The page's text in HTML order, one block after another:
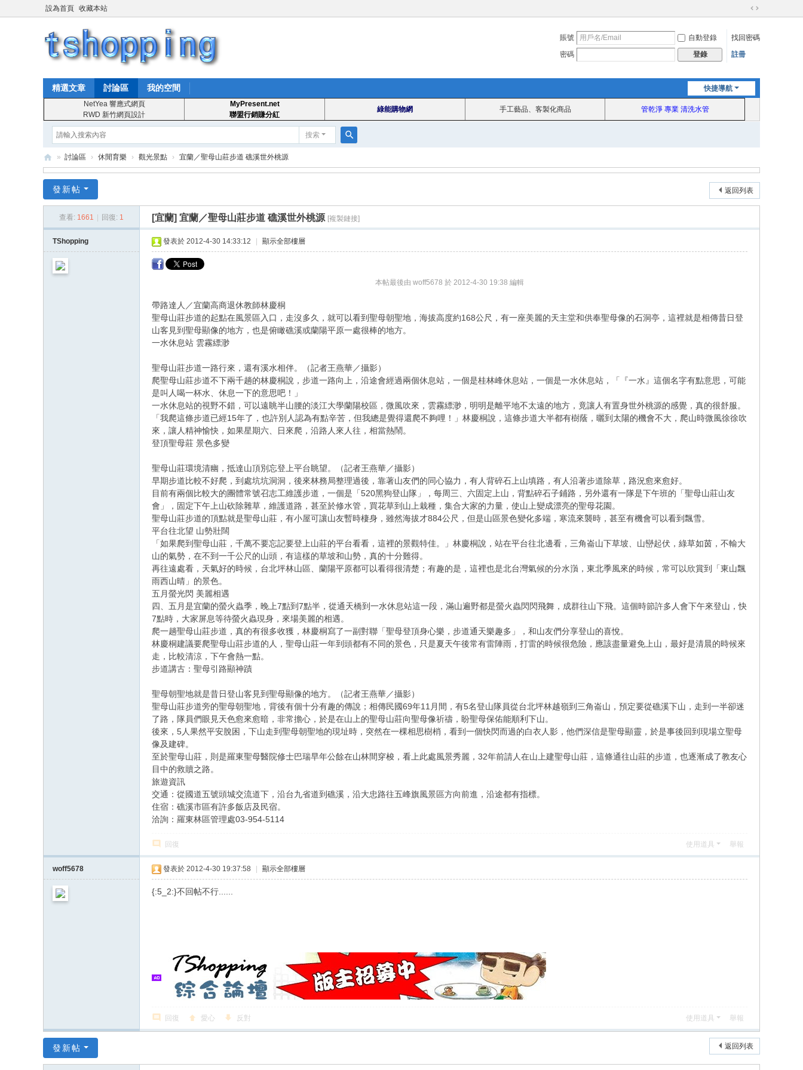
設為首頁 收藏本站
切
到
賬號 自動登錄
找回密碼
密碼
登錄 註冊
快捷導航
精選文章 討論區 我的空間
NetYea 響應式網頁
RWD 新竹網頁設計
MyPresent.net
聯盟行銷賺分紅
綠能購物網 手工藝品、客製化商品 管乾淨 專業 清洗水管
搜索
索
T
ho
pp
» 討論區 › 休閒育樂 › 觀光景點 › 宜蘭／聖母山莊步道 礁溪世外桃源
返回列表
發新帖
查看: 1661 回復: 1 [宜蘭] 宜蘭／聖母山莊步道 礁溪世外桃源 [複製鏈接]
TShopping 發表於 2012-4-30 14:33:12 顯示全部樓層
本帖最後由 woff5678 於 2012-4-30 19:38 編輯
帶路達人／宜蘭高商退休教師林慶桐
聖母山莊步道的起點在風景區入口，走沒多久，就可以看到聖母朝聖地，海拔高度約168公尺，有一座美麗的天主堂和供奉聖母像的石洞亭，這裡就是相傳昔日登
山客見到聖母顯像的地方，也是俯瞰礁溪或蘭陽平原一處很棒的地方。
一水休息站 雲霧縹渺
聖母山莊步道一路行來，還有溪水相伴。（記者王燕華／攝影）
爬聖母山莊步道不下兩千趟的林慶桐說，步道一路向上，沿途會經過兩個休息站，一個是桂林峰休息站，一個是一水休息站，「『一水』這個名字有點意思，可能
是叫人喝一杯水、休息一下的意思吧！」
一水休息站的視野不錯，可以遠眺半山腰的淡江大學蘭陽校區，微風吹來，雲霧縹渺，明明是離平地不太遠的地方，竟讓人有置身世外桃源的感覺，真的很舒服。
「我爬這條步道已經15年了，也許別人認為有點辛苦，但我總是覺得還爬不夠哩！」林慶桐說，這條步道大半都有樹蔭，曬到太陽的機會不大，爬山時微風徐徐吹
來，讓人精神愉快，如果星期六、日來爬，沿路人來人往，相當熱鬧。
登頂聖母莊 景色多變
聖母山莊環境清幽，抵達山頂別忘登上平台眺望。（記者王燕華／攝影）
早期步道比較不好爬，到處坑坑洞洞，後來林務局整理過後，靠著山友們的同心協力，有人背碎石上山填路，有人沿著步道除草，路況愈來愈好。
目前有兩個比較大的團體常號召志工維護步道，一個是「520黑狗登山隊」，每周三、六固定上山，背點碎石子鋪路，另外還有一隊是下午班的「聖母山莊山友
會」，固定下午上山砍除雜草，維護道路，甚至於修水管，買花草到山上栽種，集合大家的力量，使山上變成漂亮的聖母花園。
聖母山莊步道的頂點就是聖母山莊，有小屋可讓山友暫時棲身，雖然海拔才884公尺，但是山區景色變化多端，寒流來襲時，甚至有機會可以看到飄雪。
平台往北望 山勢壯闊
「如果爬到聖母山莊，千萬不要忘記要登上山莊的平台看看，這裡的景觀特佳。」林慶桐說，站在平台往北邊看，三角崙山下草坡、山巒起伏，綠草如茵，不輸大
山的氣勢，在不到一千公尺的山頭，有這樣的草坡和山勢，真的十分難得。
再往遠處看，天氣好的時候，台北坪林山區、蘭陽平原都可以看得很清楚；有趣的是，這裡也是北台灣氣候的分水嵿，東北季風來的時候，常可以欣賞到「東山飄
雨西山晴」的景色。
五月螢光閃 美麗相遇
四、五月是宜蘭的螢火蟲季，晚上7點到7點半，從通天橋到一水休息站這一段，滿山遍野都是螢火蟲閃閃飛舞，成群往山下飛。這個時節許多人會下午來登山，快
7點時，大家屏息等待螢火蟲現身，來場美麗的相遇。
爬一趟聖母山莊步道，真的有很多收獲，林慶桐寫了一副對聯「聖母登頂身心樂，步道通天樂趣多」，和山友們分享登山的喜悅。
林慶桐建議要爬聖母山莊步道的人，聖母山莊一年到頭都有不同的景色，只是夏天午後常有雷陣雨，打雷的時候很危險，應該盡量避免上山，最好是清晨的時候來
走，比較清涼，下午會熱一點。
步道講古：聖母引路顯神蹟
聖母朝聖地就是昔日登山客見到聖母顯像的地方。（記者王燕華／攝影）
聖母山莊步道旁的聖母朝聖地，背後有個十分有趣的傳說；相傳民國69年11月間，有5名登山隊員從台北坪林越嶺到三角崙山，預定要從礁溪下山，走到一半卻迷
了路，隊員們眼見天色愈來愈暗，非常擔心，於是在山上的聖母山莊向聖母像祈禱，盼聖母保佑能順利下山。
後來，5人果然平安脫困，下山走到聖母朝聖地的現址時，突然在一棵相思樹梢，看到一個快閃而過的白衣人影，他們深信是聖母顯靈，於是事後回到現場立聖母
像及建碑。
至於聖母山莊，則是羅東聖母醫院修士巴瑞早年公餘在山林間穿梭，看上此處風景秀麗，32年前請人在山上建聖母山莊，這條通往山莊的步道，也逐漸成了教友心
目中的救贖之路。
旅遊資訊
交通：從國道五號頭城交流道下，沿台九省道到礁溪，沿大忠路往五峰旗風景區方向前進，沿途都有指標。
住宿：礁溪市區有許多飯店及民宿。
洽詢：羅東林區管理處03-954-5114
回復 使用道具 舉報
woff5678 發表於 2012-4-30 19:37:58 顯示全部樓層
{:5_2:}不回帖不行......
回復 愛心 反對 使用道具 舉報
返回列表
發新帖